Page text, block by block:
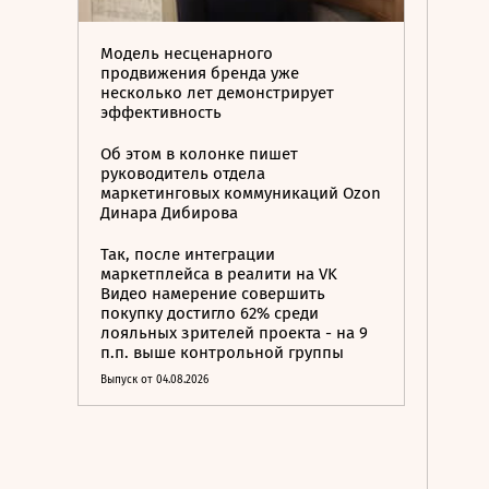
Модель несценарного
продвижения бренда уже
несколько лет демонстрирует
эффективность
Об этом в колонке пишет
руководитель отдела
маркетинговых коммуникаций Ozon
Динара Дибирова
Так, после интеграции
маркетплейса в реалити на VK
Видео намерение совершить
покупку достигло 62% среди
лояльных зрителей проекта - на 9
п.п. выше контрольной группы
Выпуск от 04.08.2026